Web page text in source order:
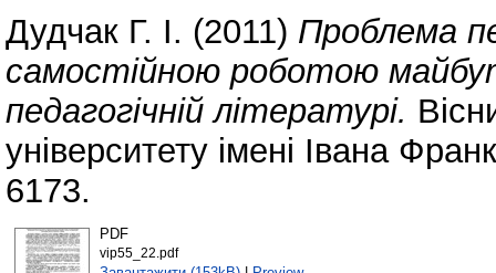
Дудчак Г. І. (2011) Проблема
самостійною роботою
педагогічній літературі.
університету імені Івана
6173.
PDF
vip55_22.pdf